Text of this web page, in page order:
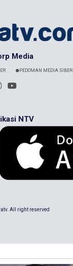
Media
PEDOMAN MEDIA SIBER
NTV
All right reserved